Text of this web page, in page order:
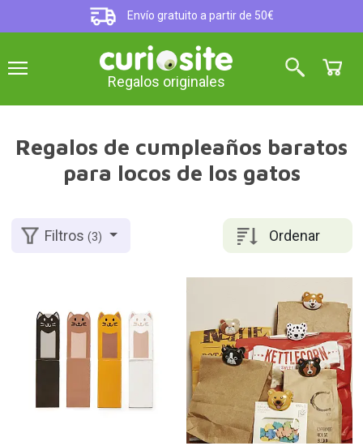
Envío gratuito a partir de 50€
Regalos originales
Regalos de cumpleaños baratos
para locos de los gatos
Ordenar
Filtros(3)